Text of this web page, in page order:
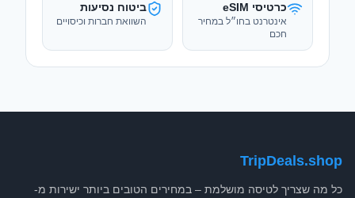
כרטיסי eSIM
אינטרנט בחו״ל במחיר
חכם
ביטוח נסיעות
השוואת חברות וכיסויים
TripDeals.shop
כל מה שצריך לטיסה מושלמת – במחירים הטובים ביותר ישירות מ-